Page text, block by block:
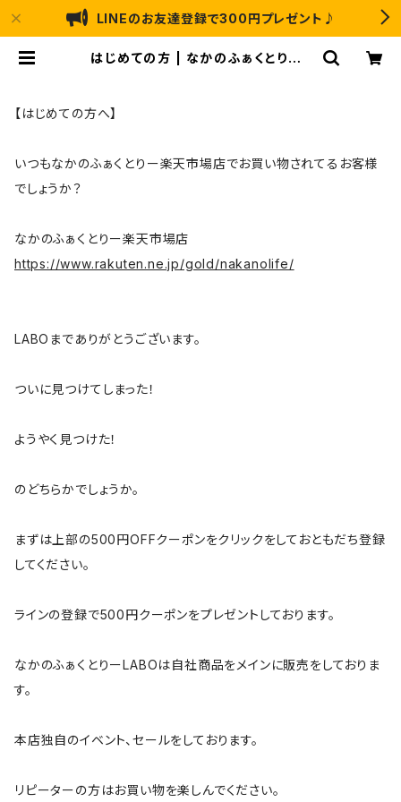
LINEのお友達登録で300円プレゼント♪
はじめての方 | なかのふぁくとりーL
【はじめての方へ】
いつもなかのふぁくとりー楽天市場店でお買い物されてるお客様
でしょうか？
なかのふぁくとりー楽天市場店
https://www.rakuten.ne.jp/gold/nakanolife/
LABOまでありがとうございます。
ついに見つけてしまった！
ようやく見つけた！
のどちらかでしょうか。
まずは上部の500円OFFクーポンをクリックをしておともだち登録
してください。
ラインの登録で500円クーポンをプレゼントしております。
なかのふぁくとりーLABOは自社商品をメインに販売をしておりま
す。
本店独自のイベント、セールをしております。
リピーターの方はお買い物を楽しんでください。